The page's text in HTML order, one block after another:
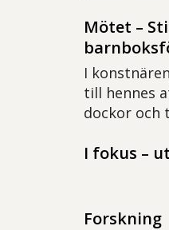
Mötet –
I
till hennes
dockor och
I fokus –
Forskning